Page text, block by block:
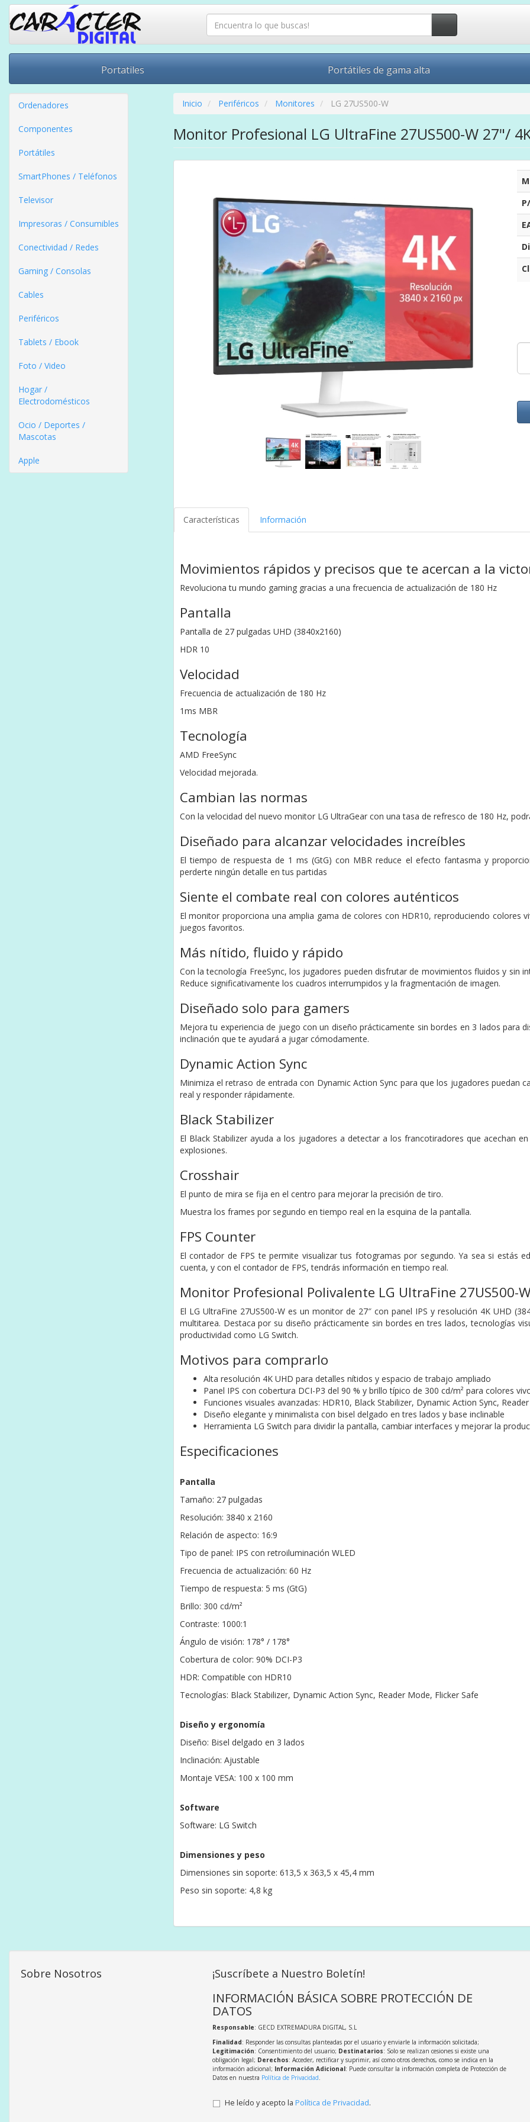
Portatiles Portátiles de gama alta
Ordenadores
Componentes
Portátiles
SmartPhones / Teléfonos
Televisor
Impresoras / Consumibles
Conectividad / Redes
Gaming / Consolas
Cables
Periféricos
Tablets / Ebook
Foto / Video
Hogar /
Electrodomésticos
Ocio / Deportes /
Mascotas
Apple
Inicio Periféricos Monitores LG 27US500-W
Monitor Profesional LG UltraFine 27US500-W 27"/
Características Información
Movimientos rápidos y precisos que te acercan a la
Revoluciona tu mundo gaming gracias a una frecuencia de actualización de 180 Hz
Pantalla
Pantalla de 27 pulgadas UHD (3840x2160)
HDR 10
Velocidad
Frecuencia de actualización de 180 Hz
1ms MBR
Tecnología
AMD FreeSync
Velocidad mejorada.
Cambian las normas
Con la velocidad del nuevo monitor LG UltraGear con una tasa de refresco de 180 Hz,
Diseñado para alcanzar velocidades increíbles
El tiempo de respuesta de 1 ms (GtG) con MBR reduce el efecto fantasma y
perderte ningún detalle en tus partidas
Siente el combate real con colores auténticos
El monitor proporciona una amplia gama de colores con HDR10, reproduciendo colores
juegos favoritos.
Más nítido, fluido y rápido
Con la tecnología FreeSync, los jugadores pueden disfrutar de movimientos fluidos y sin
Reduce significativamente los cuadros interrumpidos y la fragmentación de imagen.
Diseñado solo para gamers
Mejora tu experiencia de juego con un diseño prácticamente sin bordes en 3 lados para
inclinación que te ayudará a jugar cómodamente.
Dynamic Action Sync
Minimiza el retraso de entrada con Dynamic Action Sync para que los jugadores
real y responder rápidamente.
Black Stabilizer
El Black Stabilizer ayuda a los jugadores a detectar a los francotiradores que acechan
explosiones.
Crosshair
El punto de mira se fija en el centro para mejorar la precisión de tiro.
Muestra los frames por segundo en tiempo real en la esquina de la pantalla.
FPS Counter
El contador de FPS te permite visualizar tus fotogramas por segundo. Ya sea si estás
cuenta, y con el contador de FPS, tendrás información en tiempo real.
Monitor Profesional Polivalente LG UltraFine 27US500-
El LG UltraFine 27US500-W es un monitor de 27″ con panel IPS y resolución 4K UHD
multitarea. Destaca por su diseño prácticamente sin bordes en tres lados, tecnologías
productividad como LG Switch.
Motivos para comprarlo
Alta resolución 4K UHD para detalles nítidos y espacio de trabajo ampliado
Panel IPS con cobertura DCI-P3 del 90 % y brillo típico de 300 cd/m² para colores
Funciones visuales avanzadas: HDR10, Black Stabilizer, Dynamic Action Sync,
Diseño elegante y minimalista con bisel delgado en tres lados y base inclinable
Herramienta LG Switch para dividir la pantalla, cambiar interfaces y mejorar la
Especificaciones
Pantalla
Tamaño: 27 pulgadas
Resolución: 3840 x 2160
Relación de aspecto: 16:9
Tipo de panel: IPS con retroiluminación WLED
Frecuencia de actualización: 60 Hz
Tiempo de respuesta: 5 ms (GtG)
Brillo: 300 cd/m²
Contraste: 1000:1
Ángulo de visión: 178° / 178°
Cobertura de color: 90% DCI-P3
HDR: Compatible con HDR10
Tecnologías: Black Stabilizer, Dynamic Action Sync, Reader Mode, Flicker Safe
Diseño y ergonomía
Diseño: Bisel delgado en 3 lados
Inclinación: Ajustable
Montaje VESA: 100 x 100 mm
Software
Software: LG Switch
Dimensiones y peso
Dimensiones sin soporte: 613,5 x 363,5 x 45,4 mm
Peso sin soporte: 4,8 kg
Sobre Nosotros ¡Suscríbete a Nuestro Boletín!
INFORMACIÓN BÁSICA SOBRE PROTECCIÓN DE
DATOS
Responsable: GECD EXTREMADURA DIGITAL, S.L
Finalidad: Responder las consultas planteadas por el usuario y enviarle la información solicitada;
Legitimación: Consentimiento del usuario; Destinatarios: Solo se realizan cesiones si existe una
obligación legal; Derechos: Acceder, rectificar y suprimir, así como otros derechos, como se indica en la
información adicional; Información Adicional: Puede consultar la información completa de Protección de
Datos en nuestra Política de Privacidad.
He leído y acepto la Política de Privacidad.